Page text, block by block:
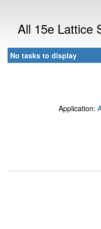
All 15e Lattice
No tasks to display
Application: